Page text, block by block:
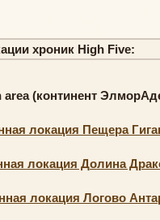
хроник High Five:
area (континент
локация Пещера
локация Долина
локация Логово